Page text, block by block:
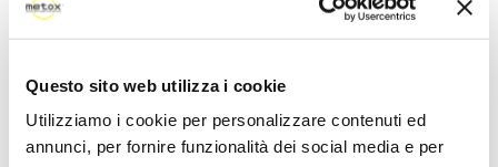
Questo sito web utilizza i cookie
Utilizziamo i cookie per personalizzare contenuti ed
annunci, per fornire funzionalità dei social media e per
Michele Marasca
Supporto Tecnico